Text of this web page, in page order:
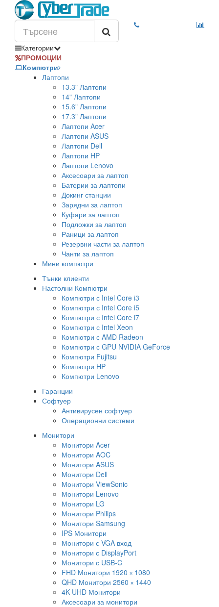
Категории
ПРОМОЦИИ
Компютри
Лаптопи
13.3" Лаптопи
14" Лаптопи
15.6" Лаптопи
17.3" Лаптопи
Лаптопи Acer
Лаптопи ASUS
Лаптопи Dell
Лаптопи HP
Лаптопи Lenovo
Аксесоари за лаптоп
Батерии за лаптопи
Докинг станции
Зарядни за лаптоп
Куфари за лаптоп
Подложки за лаптоп
Раници за лаптоп
Резервни части за лаптоп
Чанти за лаптоп
Мини компютри
Тънки клиенти
Настолни Компютри
Компютри с Intel Core i3
Компютри с Intel Core i5
Компютри с Intel Core i7
Компютри с Intel Xeon
Компютри с AMD Radeon
Компютри с GPU NVIDIA GeForce
Компютри Fujitsu
Компютри HP
Компютри Lenovo
Гаранции
Софтуер
Антивирусен софтуер
Операционни системи
Монитори
Монитори Acer
Монитори AOC
Монитори ASUS
Монитори Dell
Монитори ViewSonic
Монитори Lenovo
Монитори LG
Монитори Philips
Монитори Samsung
IPS Монитори
Монитори с VGA вход
Монитори с DisplayPort
Монитори с USB-C
FHD Монитори 1920 × 1080
QHD Монитори 2560 × 1440
4K UHD Монитори
Аксесоари за монитори